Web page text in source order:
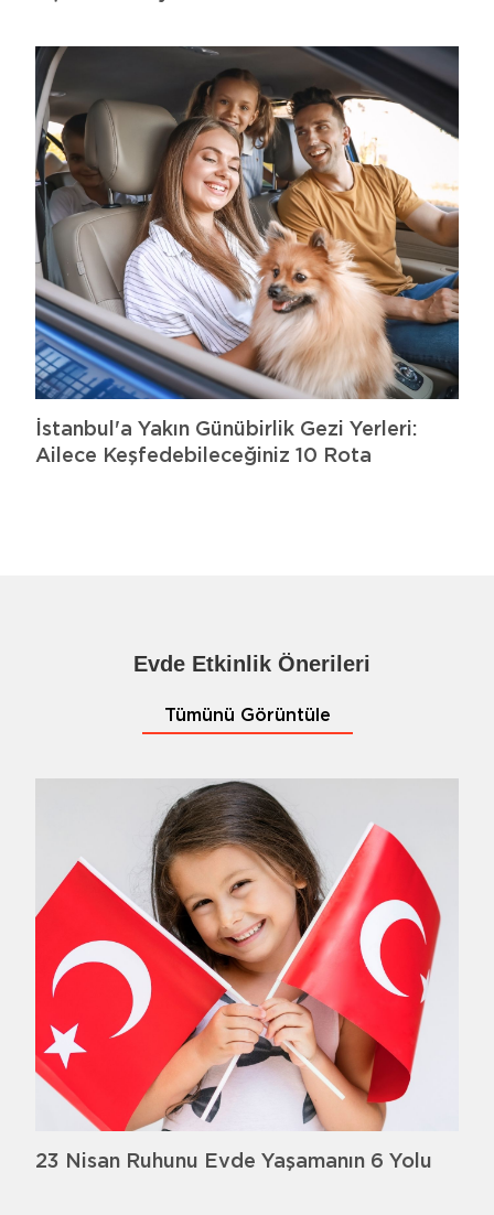
İstanbul'a Yakın Günübirlik Gezi Yerleri:
Ailece Keşfedebileceğiniz 10 Rota
Evde Etkinlik Önerileri
Tümünü Görüntüle
23 Nisan Ruhunu Evde Yaşamanın 6 Yolu